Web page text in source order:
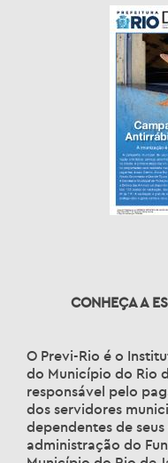
CONHEÇA A
O Previ-Rio é o
do Município do Rio
responsável pelo
dos servidores
dependentes de
administração do